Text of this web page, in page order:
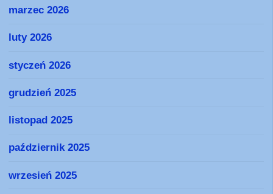
marzec 2026
luty 2026
styczeń 2026
grudzień 2025
listopad 2025
październik 2025
wrzesień 2025